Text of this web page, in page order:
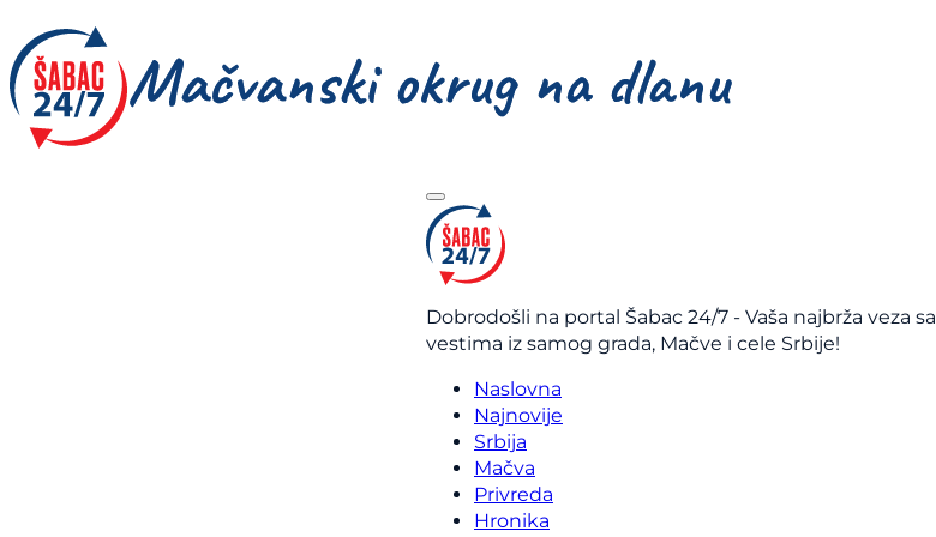
Dobrodošli na portal Šabac 24/7 - Vaša najbrža veza sa
vestima iz samog grada, Mačve i cele Srbije!
Naslovna
Najnovije
Srbija
Mačva
Privreda
Hronika